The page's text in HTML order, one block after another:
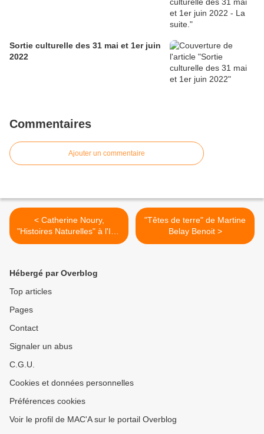
Sortie culturelle des 31 mai et 1er juin
2022
Commentaires
Ajouter un commentaire
< Catherine Noury,
"Histoires Naturelles" à l'Isle
sur la Sorgue
"Têtes de terre" de Martine
Belay Benoit >
Hébergé par Overblog
Top articles
Pages
Contact
Signaler un abus
C.G.U.
Cookies et données personnelles
Préférences cookies
Voir le profil de MAC'A sur le portail Overblog